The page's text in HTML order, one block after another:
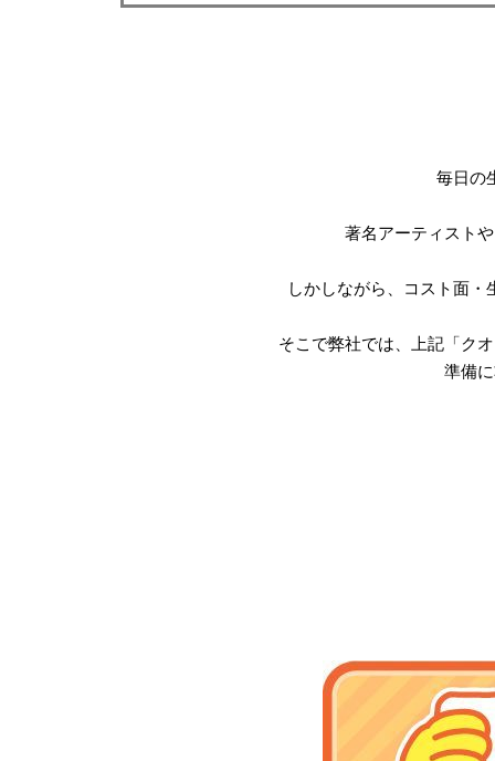
毎日の
著名アーティスト
しかしながら、コスト面・
そこで弊社では、上記 「ク
準備